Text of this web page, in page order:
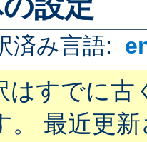
済み言語:
はすでに古
。 最近更